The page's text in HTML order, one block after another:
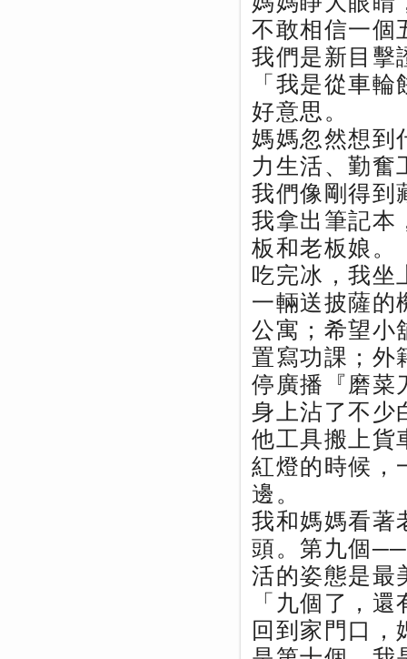
不敢相信一個
我們是新目擊
「我是從車
好意思。
媽媽忽然想到
力生活、勤奮
我們像剛得到
我拿出筆記本
板和老板娘。
吃完冰，我坐
一輛送披薩的
公寓；希望小
置寫功課；外
停廣播『磨菜
身上沾了不少
他工具搬上貨
紅燈的時候，
邊。
我和媽媽看著
頭。第九個
活的姿態是最
「九個了，
回到家門口